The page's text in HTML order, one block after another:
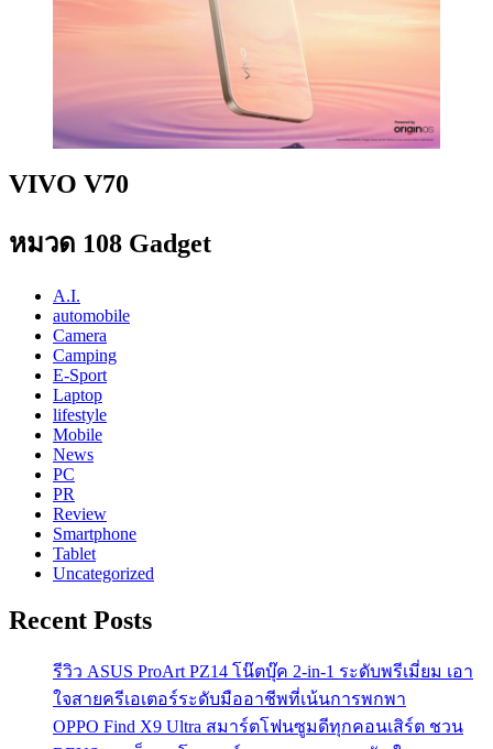
VIVO V70
หมวด 108 Gadget
A.I.
automobile
Camera
Camping
E-Sport
Laptop
lifestyle
Mobile
News
PC
PR
Review
Smartphone
Tablet
Uncategorized
Recent Posts
รีวิว ASUS ProArt PZ14 โน๊ตบุ๊ค 2-in-1 ระดับพรีเมี่ยม เอา
ใจสายครีเอเตอร์ระดับมืออาชีพที่เน้นการพกพา
OPPO Find X9 Ultra สมาร์ตโฟนซูมดีทุกคอนเสิร์ต ชวน